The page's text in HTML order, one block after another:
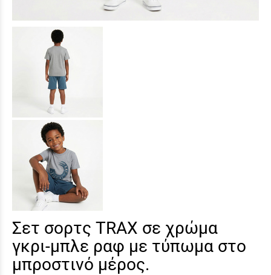
Σετ σορτς TRAX σε χρώμα
γκρι-μπλε ραφ με τύπωμα στο
μπροστινό μέρος.